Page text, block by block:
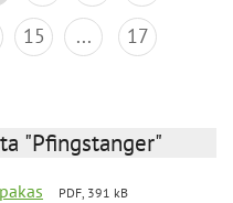
15 ... 17
"Pfingstanger"
PDF, 391 kB